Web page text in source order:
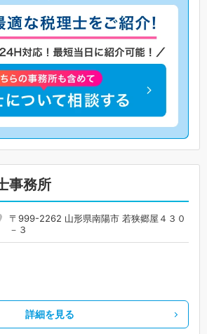
事務所
〒999-2262 山形県南陽市 若狭郷屋４３０
－３
詳細を見る